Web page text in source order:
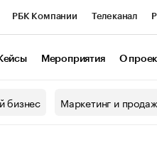
РБК Компании Телеканал
Кейсы Мероприятия О
бизнес Маркетинг и